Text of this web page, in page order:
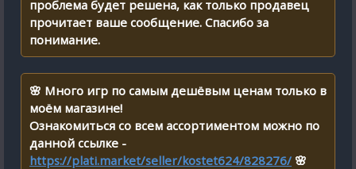
проблема будет решена, как только продавец
прочитает ваше сообщение. Спасибо за
понимание.
🌸 Много игр по самым дешёвым ценам только в
моём магазине!
Ознакомиться со всем ассортиментом можно по
данной ссылке -
https://plati.market/seller/kostet624/828276/ 🌸